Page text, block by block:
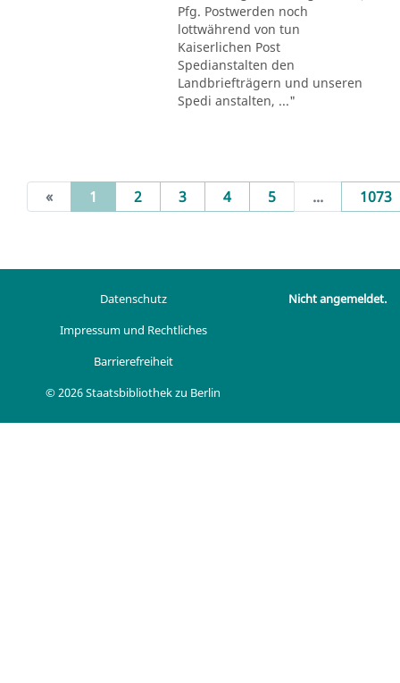
Pfg. Postwerden noch
lottwährend von tun
Kaiserlichen Post
Spedianstalten den
Landbriefträgern und unseren
Spedi anstalten, ..."
« 1 (current)
2 3 4 5 ... 1073
Datenschutz
Impressum und Rechtliches
Barrierefreiheit
© 2026 Staatsbibliothek zu Berlin
Nicht angemeldet.